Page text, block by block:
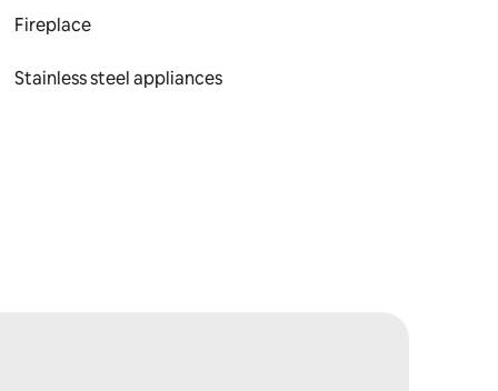
Fireplace
Stainless steel appliances